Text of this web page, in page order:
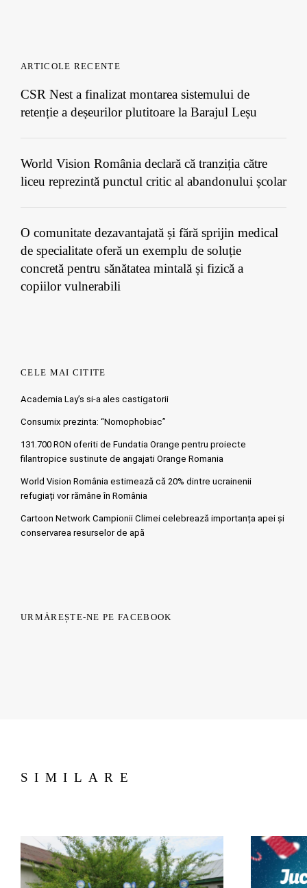
ARTICOLE RECENTE
CSR Nest a finalizat montarea sistemului de
retenție a deșeurilor plutitoare la Barajul Leșu
World Vision România declară că tranziția către
liceu reprezintă punctul critic al abandonului școlar
O comunitate dezavantajată și fără sprijin medical
de specialitate oferă un exemplu de soluție
concretă pentru sănătatea mintală și fizică a
copiilor vulnerabili
CELE MAI CITITE
Academia Lay’s si-a ales castigatorii
Consumix prezinta: “Nomophobiac”
131.700 RON oferiti de Fundatia Orange pentru proiecte
filantropice sustinute de angajati Orange Romania
World Vision România estimează că 20% dintre ucrainenii
refugiați vor rămâne în România
Cartoon Network Campionii Climei celebrează importanța apei și
conservarea resurselor de apă
URMĂREȘTE-NE PE FACEBOOK
SIMILARE